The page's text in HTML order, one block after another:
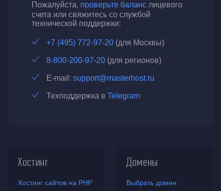
Пожалуйста, проверьте баланс лицевого
счета или свяжитесь со службой
технической поддержки:
+7 (495) 772-97-20 (для Москвы)
8-800-200-97-20 (для регионов)
E-mail: support@masterhost.ru
Техподдержка в Telegram
Хостинг
Хостинг сайтов на PHP
Домены
Выбрать домен